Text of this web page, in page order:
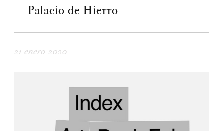
Palacio de Hierro
21 enero 2020